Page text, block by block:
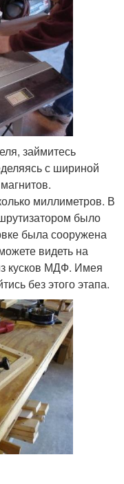
займитесь
с шириной
миллиметров. В
было
была сооружена
видеть на
кусков МДФ. Имея
без этого этапа.